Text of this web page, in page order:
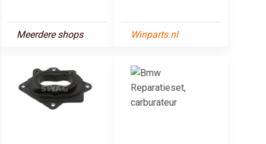
Meerdere shops Winparts.nl